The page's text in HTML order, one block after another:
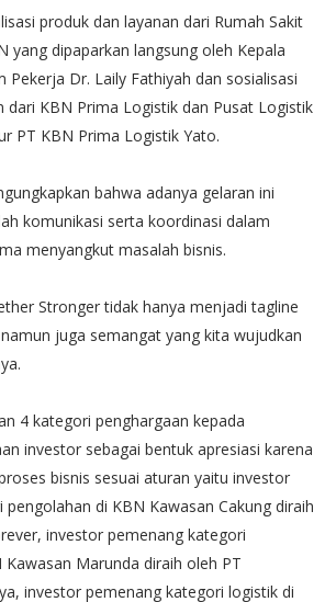
produk dan layanan dari Rumah Sakit
yang dipaparkan langsung oleh Kepala
Pekerja Dr. Laily Fathiyah dan sosialisasi
dari KBN Prima Logistik dan Pusat Logistik
PT KBN Prima Logistik Yato.
bahwa adanya gelaran ini
komunikasi serta koordinasi dalam
menyangkut masalah bisnis.
Stronger tidak hanya menjadi tagline
juga semangat yang kita wujudkan
4 kategori penghargaan kepada
investor sebagai bentuk apresiasi karena
bisnis sesuai aturan yaitu investor
di KBN Kawasan Cakung diraih
investor pemenang kategori
Marunda diraih oleh PT
investor pemenang kategori logistik di